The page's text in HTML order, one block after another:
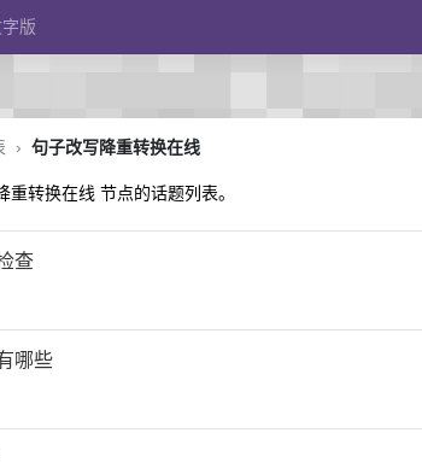
版
› 句子改写降重转换在线
重转换在线 节点的话题列表。
查
哪些